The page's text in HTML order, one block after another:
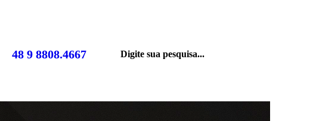
48 9 8808.4667